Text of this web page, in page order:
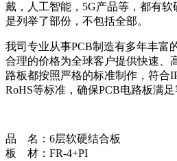
戴，人工智能，5G产品等，都有软
是列举了部份，不包括全部。
我司专业从事PCB制造有多年丰富
合理的价格为全球客户提供快速、
路板都按照严格的标准制作，符合
RoHS等标准，确保PCB电路板满足
品 名：6层软硬结合板
板 材：FR-4+PI